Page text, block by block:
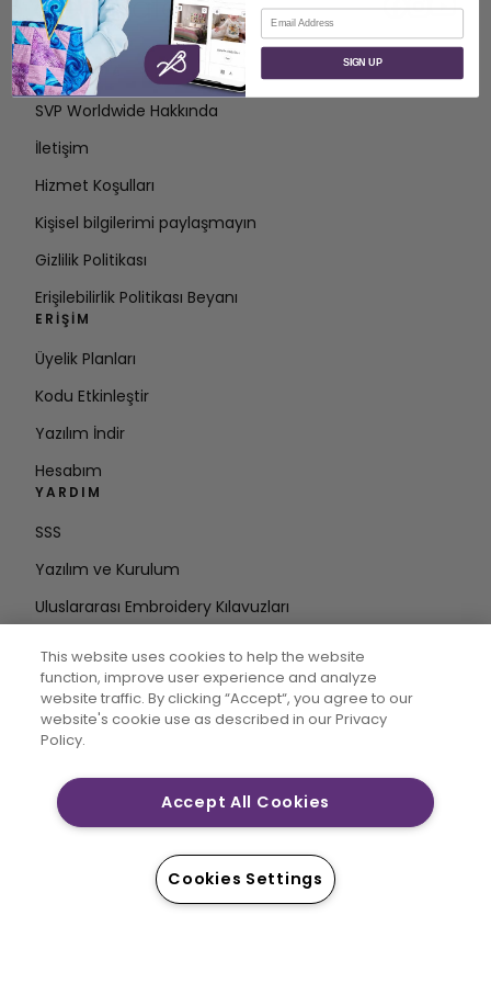
HAKKINDA
SVP Worldwide Hakkında
İletişim
Hizmet Koşulları
Kişisel bilgilerimi paylaşmayın
Gizlilik Politikası
Erişilebilirlik Politikası Beyanı
ERIŞIM
Üyelik Planları
Kodu Etkinleştir
Yazılım İndir
Hesabım
YARDIM
SSS
Yazılım ve Kurulum
Uluslararası Embroidery Kılavuzları
DÖNGÜDE KALIN
E-posta
Adresini Girin
tescilli ticari markalarıdır. © 2026 Singer Sourcing
Limited LLC veya bağlı şirketleri. Tüm hakları saklıdır.
This website uses cookies to help the website
function, improve user experience and analyze
website traffic. By clicking “Accept“, you agree to our
website's cookie use as described in our Privacy
Policy.
Accept All Cookies
Cookies Settings
E-posta
SIGN UP